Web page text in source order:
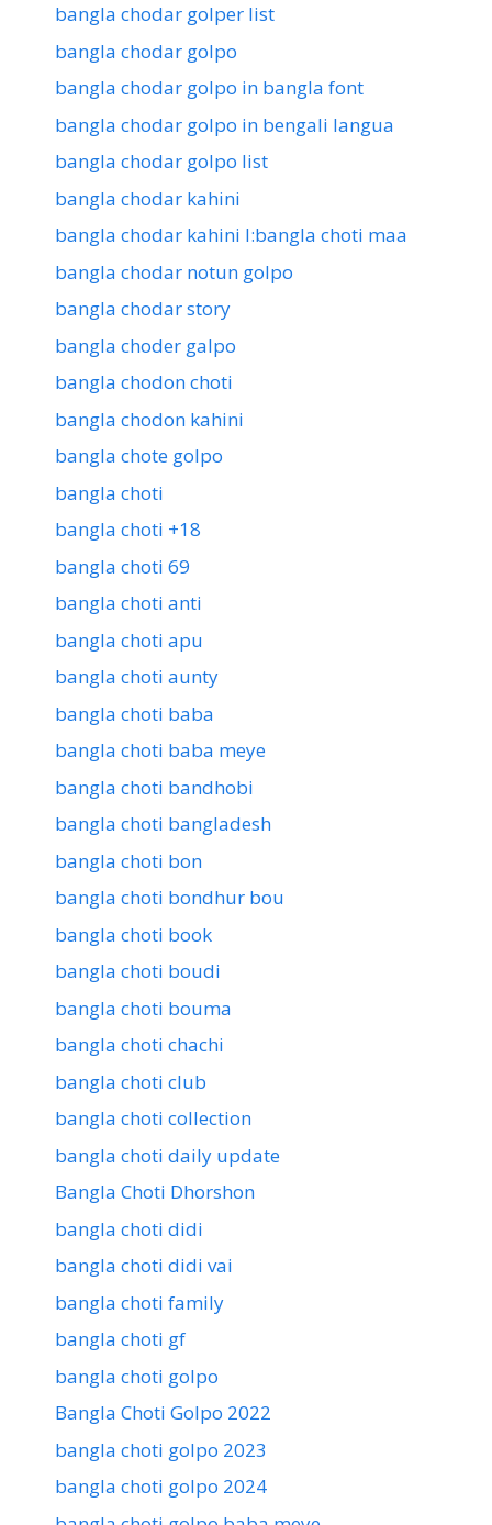
bangla chodar golper list
bangla chodar golpo
bangla chodar golpo in bangla font
bangla chodar golpo in bengali langua
bangla chodar golpo list
bangla chodar kahini
bangla chodar kahini l:bangla choti maa
bangla chodar notun golpo
bangla chodar story
bangla choder galpo
bangla chodon choti
bangla chodon kahini
bangla chote golpo
bangla choti
bangla choti +18
bangla choti 69
bangla choti anti
bangla choti apu
bangla choti aunty
bangla choti baba
bangla choti baba meye
bangla choti bandhobi
bangla choti bangladesh
bangla choti bon
bangla choti bondhur bou
bangla choti book
bangla choti boudi
bangla choti bouma
bangla choti chachi
bangla choti club
bangla choti collection
bangla choti daily update
Bangla Choti Dhorshon
bangla choti didi
bangla choti didi vai
bangla choti family
bangla choti gf
bangla choti golpo
Bangla Choti Golpo 2022
bangla choti golpo 2023
bangla choti golpo 2024